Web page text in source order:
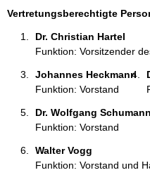
e
Vertretungsberechtigte
Dr. Christian Hartel
Funktion: Vorsitzender
Johannes Heckmann
Funktion: Vorstand
Dr. Wolfgang Schumann
Funktion: Vorstand
Walter Vogg
Funktion: Vorstand und